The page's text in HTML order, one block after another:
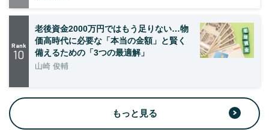
Rank
10
老後資金2000万円ではもう足りない…物
価高時代に必要な「本当の金額」と賢く
備えるための「3つの最適解」
山崎 俊輔
もっと見る